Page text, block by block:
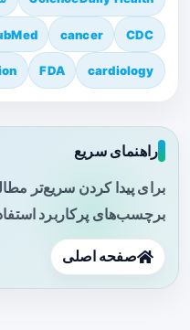
CDC
cancer
cardiology
FDA
راهنمای سریع
برای پیدا کردن سریع‌تر
برچسب‌های پرکاربرد
صفحه اصلی